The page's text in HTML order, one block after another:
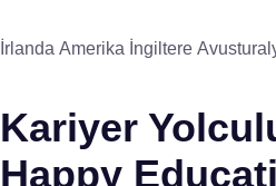
İrlanda Amerika İngiltere
Kariyer
Happy